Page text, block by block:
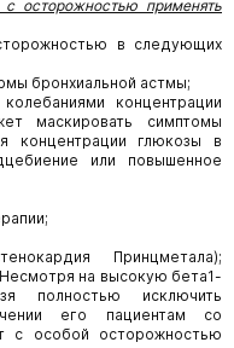
с осторожностью применять
в следующих
бронхиальной астмы;
концентрации
маскировать симптомы
концентрации глюкозы в
или повышенное
Принцметала);
на высокую бета1-
полностью исключить
его пациентам со
с особой осторожностью